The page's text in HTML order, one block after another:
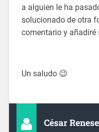
a alguien le ha
solucionado de otra
comentario y
Un saludo 😉
César